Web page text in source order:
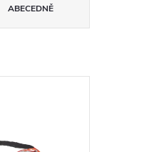
ABECEDNĚ